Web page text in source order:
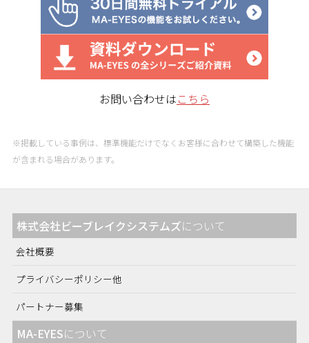
お問い合わせはこちら
※掲載している事例は、標準機能だけでなくお客様に合わせて構築した機能
が含まれる場合があります。
株式会社ビーブレイクシステムズについて
会社概要
プライバシーポリシー他
パートナー募集
MA-EYESについて